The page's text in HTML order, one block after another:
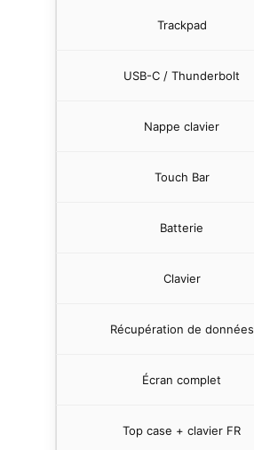
Trackpad
USB-C / Thunderbolt
Nappe clavier
Touch Bar
Batterie
Clavier
Récupération de données
Écran complet
Top case + clavier FR